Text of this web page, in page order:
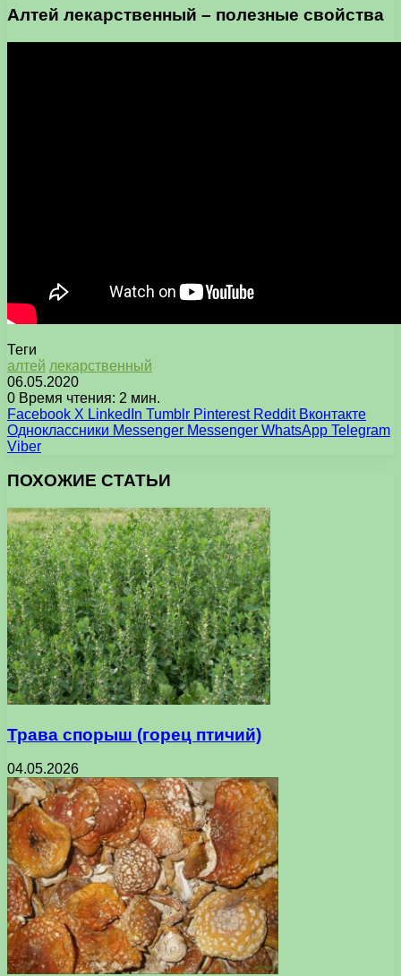
Алтей лекарственный – полезные свойства
Теги
алтей лекарственный
06.05.2020
0 Время чтения: 2 мин.
Facebook X LinkedIn Tumblr Pinterest Reddit Вконтакте
Одноклассники Messenger Messenger WhatsApp Telegram
Viber
ПОХОЖИЕ СТАТЬИ
Трава спорыш (горец птичий)
04.05.2026